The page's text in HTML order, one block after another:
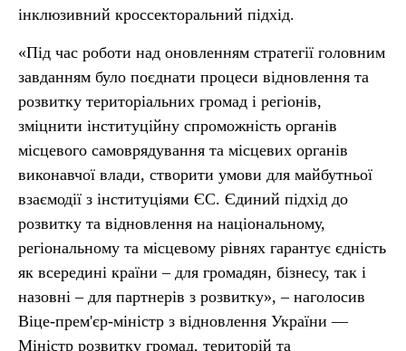
інклюзивний кроссекторальний підхід.
«Під час роботи над оновленням стратегії головним
завданням було поєднати процеси відновлення та
розвитку територіальних громад і регіонів,
зміцнити інституційну спроможність органів
місцевого самоврядування та місцевих органів
виконавчої влади, створити умови для майбутньої
взаємодії з інституціями ЄС. Єдиний підхід до
розвитку та відновлення на національному,
регіональному та місцевому рівнях гарантує єдність
як всередині країни – для громадян, бізнесу, так і
назовні – для партнерів з розвитку», – наголосив
Віце-прем'єр-міністр з відновлення України —
Міністр розвитку громад, територій та